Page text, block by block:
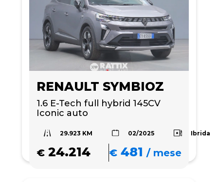
RENAULT SYMBIOZ
1.6 E-Tech full hybrid 145CV
Iconic auto
29.923 KM 02/2025 Ibrida
€ 24.214 € 481 /mese